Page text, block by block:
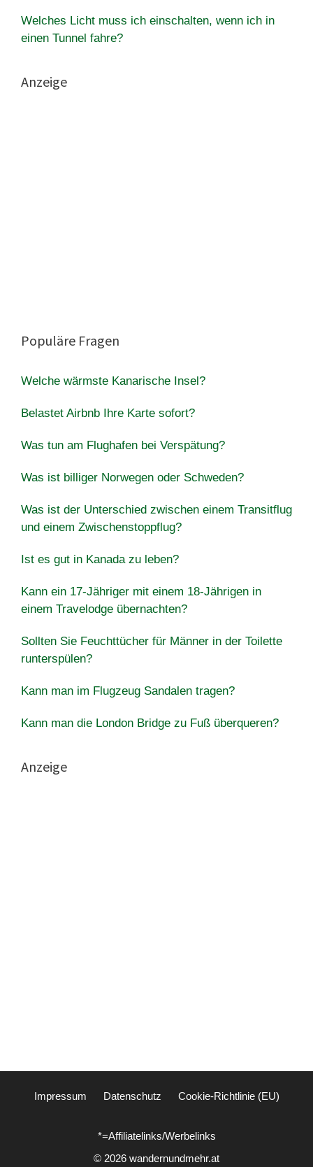
Welches Licht muss ich einschalten, wenn ich in
einen Tunnel fahre?
Anzeige
Populäre Fragen
Welche wärmste Kanarische Insel?
Belastet Airbnb Ihre Karte sofort?
Was tun am Flughafen bei Verspätung?
Was ist billiger Norwegen oder Schweden?
Was ist der Unterschied zwischen einem Transitflug
und einem Zwischenstoppflug?
Ist es gut in Kanada zu leben?
Kann ein 17-Jähriger mit einem 18-Jährigen in
einem Travelodge übernachten?
Sollten Sie Feuchttücher für Männer in der Toilette
runterspülen?
Kann man im Flugzeug Sandalen tragen?
Kann man die London Bridge zu Fuß überqueren?
Anzeige
Impressum Datenschutz Cookie-Richtlinie (EU)
*=Affiliatelinks/Werbelinks
© 2026 wandernundmehr.at